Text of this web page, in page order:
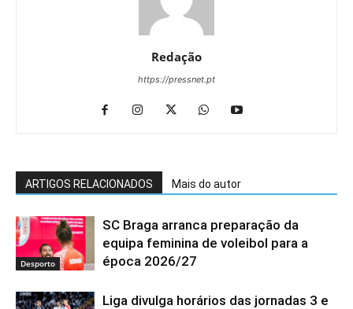
Redação
https://pressnet.pt
ARTIGOS RELACIONADOS Mais do autor
Desporto
SC Braga arranca preparação da
equipa feminina de voleibol para a
época 2026/27
Liga divulga horários das jornadas 3 e